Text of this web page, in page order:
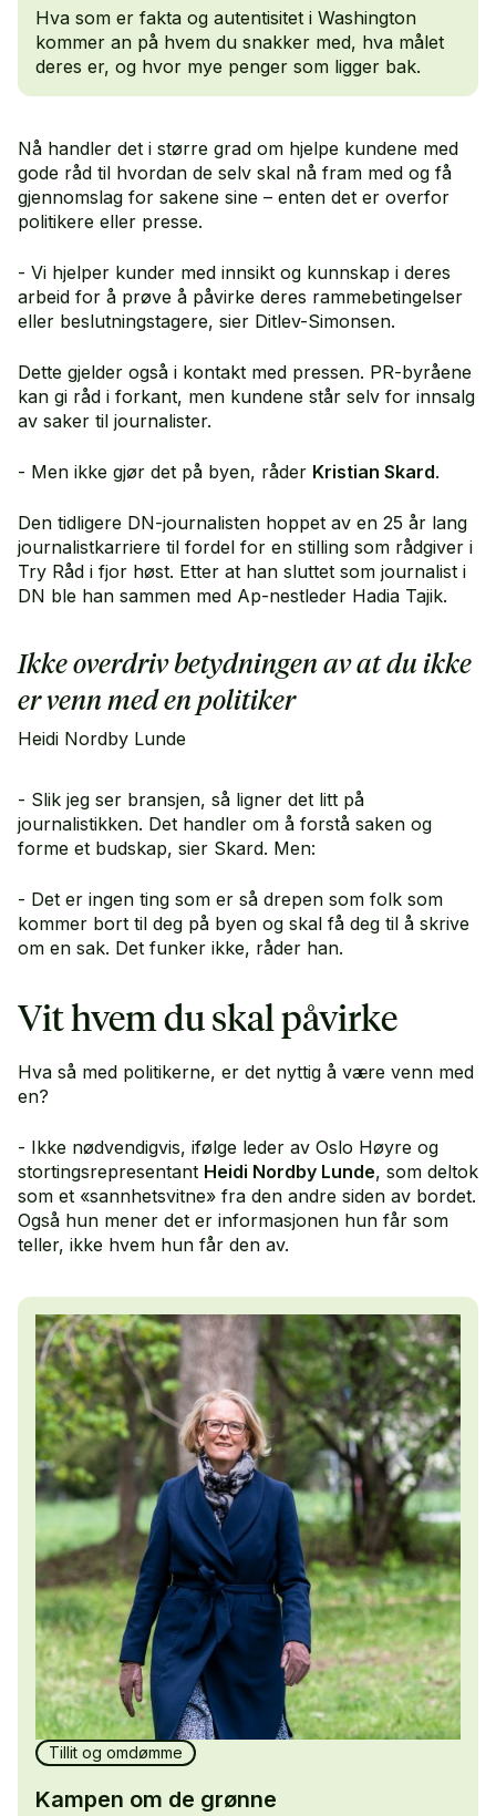
Hva som er fakta og autentisitet i Washington
kommer an på hvem du snakker med, hva målet
deres er, og hvor mye penger som ligger bak.
Nå handler det i større grad om hjelpe kundene med
gode råd til hvordan de selv skal nå fram med og få
gjennomslag for sakene sine – enten det er overfor
politikere eller presse.
- Vi hjelper kunder med innsikt og kunnskap i deres
arbeid for å prøve å påvirke deres rammebetingelser
eller beslutningstagere, sier Ditlev-Simonsen.
Dette gjelder også i kontakt med pressen. PR-byråene
kan gi råd i forkant, men kundene står selv for innsalg
av saker til journalister.
- Men ikke gjør det på byen, råder Kristian Skard.
Den tidligere DN-journalisten hoppet av en 25 år lang
journalistkarriere til fordel for en stilling som rådgiver i
Try Råd i fjor høst. Etter at han sluttet som journalist i
DN ble han sammen med Ap-nestleder Hadia Tajik.
Ikke overdriv betydningen av at du ikke
er venn med en politiker
Heidi Nordby Lunde
- Slik jeg ser bransjen, så ligner det litt på
journalistikken. Det handler om å forstå saken og
forme et budskap, sier Skard. Men:
- Det er ingen ting som er så drepen som folk som
kommer bort til deg på byen og skal få deg til å skrive
om en sak. Det funker ikke, råder han.
Vit hvem du skal påvirke
Hva så med politikerne, er det nyttig å være venn med
en?
- Ikke nødvendigvis, ifølge leder av Oslo Høyre og
stortingsrepresentant Heidi Nordby Lunde, som deltok
som et «sannhetsvitne» fra den andre siden av bordet.
Også hun mener det er informasjonen hun får som
teller, ikke hvem hun får den av.
Tillit og omdømme
Kampen om de grønne